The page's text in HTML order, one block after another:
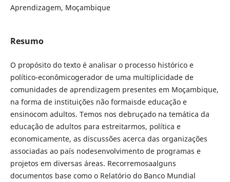
Aprendizagem, Moçambique
Resumo
O propósito do texto é analisar o processo histórico e
político-econômicogerador de uma multiplicidade de
comunidades de aprendizagem presentes em Moçambique,
na forma de instituições não formaisde educação e
ensinocom adultos. Temos nos debruçado na temática da
educação de adultos para estreitarmos, política e
economicamente, as discussões acerca das organizações
associadas ao país nodesenvolvimento de programas e
projetos em diversas áreas. Recorremosaalguns
documentos base como o Relatório do Banco Mundial